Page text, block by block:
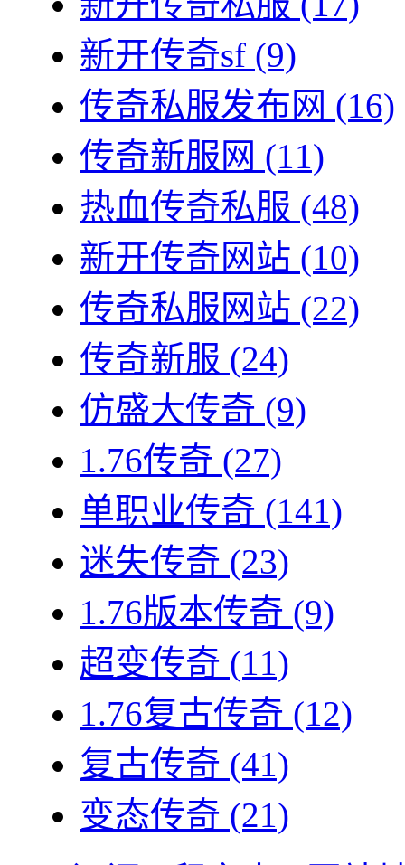
新开传奇sf (9)
传奇私服发布网 (16)
传奇新服网 (11)
热血传奇私服 (48)
新开传奇网站 (10)
传奇私服网站 (22)
传奇新服 (24)
仿盛大传奇 (9)
1.76传奇 (27)
单职业传奇 (141)
迷失传奇 (23)
1.76版本传奇 (9)
超变传奇 (11)
1.76复古传奇 (12)
复古传奇 (41)
变态传奇 (21)